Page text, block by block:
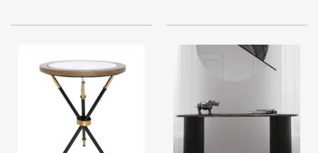
3690,00 zł